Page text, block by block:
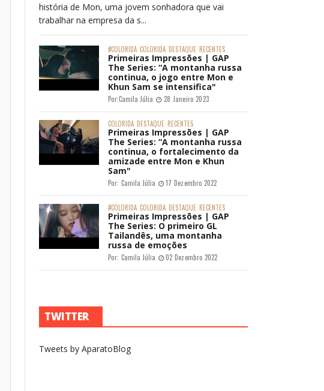
história de Mon, uma jovem sonhadora que vai
trabalhar na empresa da s...
#COLORIDA COLORIDA DESTAQUE RECENTES
Primeiras Impressões | GAP
The Series: “A montanha russa
continua, o jogo entre Mon e
Khun Sam se intensifica"
Por:Camila Júlia 28 Janeiro 2023
COLORIDA DESTAQUE RECENTES
Primeiras Impressões | GAP
The Series: “A montanha russa
continua, o fortalecimento da
amizade entre Mon e Khun
Sam"
Por: Camila Júlia 17 Dezembro 2022
#COLORIDA COLORIDA DESTAQUE RECENTES
Primeiras Impressões | GAP
The Series: O primeiro GL
Tailandês, uma montanha
russa de emoções
Por: Camila Júlia 02 Dezembro 2022
TWITTER
Tweets by AparatoBlog